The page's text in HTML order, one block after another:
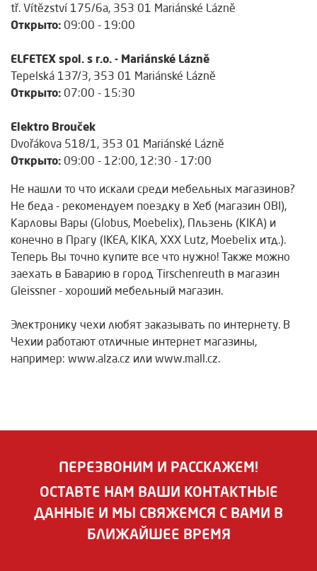
tř. Vítězství 175/6a, 353 01 Mariánské Lázně
Открыто: 09:00 - 19:00
ELFETEX spol. s r.o. - Mariánské Lázně
Tepelská 137/3, 353 01 Mariánské Lázně
Открыто: 07:00 - 15:30
Elektro Brouček
Dvořákova 518/1, 353 01 Mariánské Lázně
Открыто: 09:00 - 12:00, 12:30 - 17:00
Не нашли то что искали среди мебельных магазинов?
Не беда - рекомендуем поездку в Хеб (магазин OBI),
Карловы Вары (Globus, Moebelix), Пльзень (KIKA) и
конечно в Прагу (IKEA, KIKA, XXX Lutz, Moebelix итд.).
Теперь Вы точно купите все что нужно! Также можно
заехать в Баварию в город Tirschenreuth в магазин
Gleissner - хороший мебельный магазин.
Электронику чехи любят заказывать по интернету. В
Чехии работают отличные интернет магазины,
например: www.alza.cz или www.mall.cz.
ПЕРЕЗВОНИМ И РАССКАЖЕМ!
ОСТАВТЕ НАМ ВАШИ КОНТАКТНЫЕ
ДАННЫЕ И МЫ СВЯЖЕМСЯ С ВАМИ В
БЛИЖАЙШЕЕ ВРЕМЯ